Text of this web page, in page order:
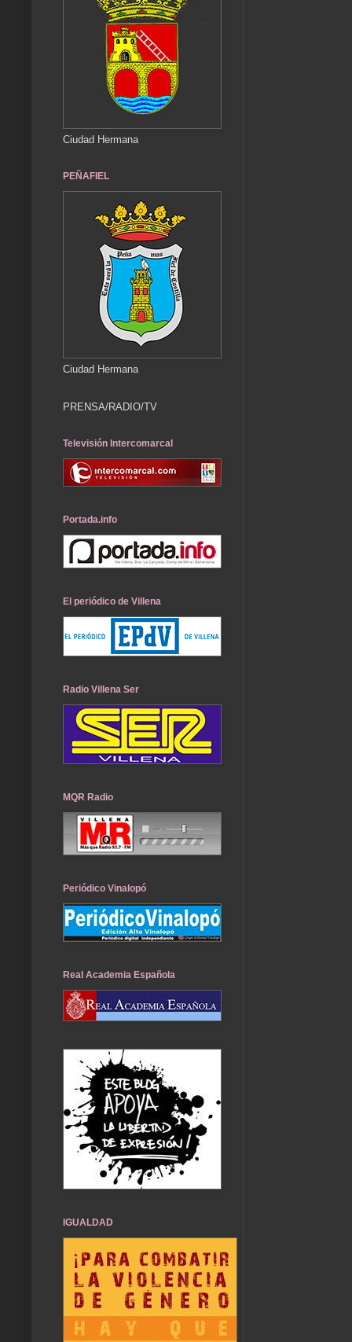
Ciudad Hermana
PEÑAFIEL
Ciudad Hermana
PRENSA/RADIO/TV
Televisión Intercomarcal
Portada.info
El periódico de Villena
Radio Villena Ser
MQR Radio
Periódico Vinalopó
Real Academia Española
IGUALDAD